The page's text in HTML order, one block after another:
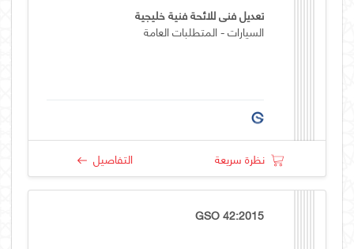
تعديل فني للائحة فنية خليجية
السيارات - المتطلبات العامة
نظرة سريعة التفاصيل
GSO 42:2015